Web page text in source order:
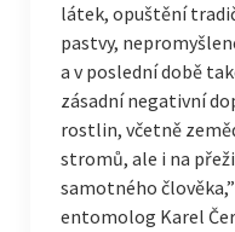
látek, opuštění
pastvy,
a v poslední době
zásadní negativní
rostlin, včetně
stromů, ale i na
samotného
entomolog Karel